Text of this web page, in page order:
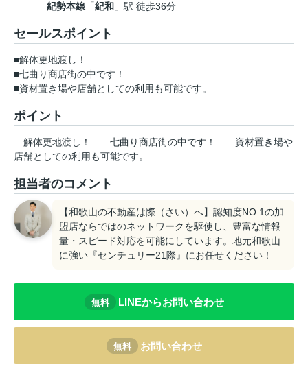
紀勢本線 「紀和 」駅 徒歩36分
セールスポイント
■解体更地渡し！
■七曲り商店街の中です！
■資材置き場や店舗としての利用も可能です。
ポイント
解体更地渡し！ 七曲り商店街の中です！
資材置き場や
店舗としての利用も可能です。
担当者のコメント
【和歌山の不動産は際（さい）へ】認知度NO.1の加
盟店ならではのネットワークを駆使し、豊富な情報
量・スピード対応を可能にしています。地元和歌山
に強い『センチュリー21際』にお任せください！
無料 LINEからお問い合わせ
無料 お問い合わせ